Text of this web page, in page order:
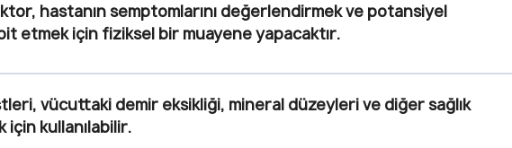
hastanın semptomlarını değerlendirmek ve potansiyel
etmek için fiziksel bir muayene yapacaktır.
vücuttaki demir eksikliği, mineral düzeyleri ve diğer sağlık
için kullanılabilir.